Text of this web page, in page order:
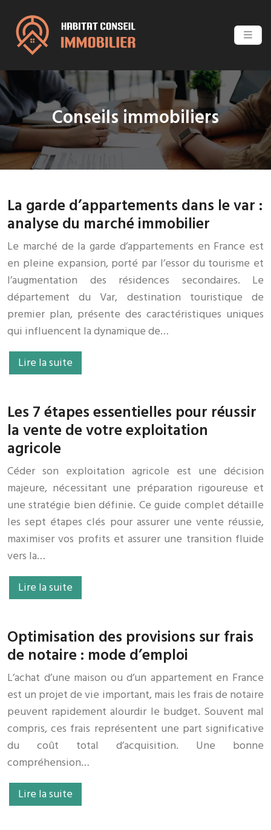
Conseils immobiliers
La garde d’appartements dans le var :
analyse du marché immobilier
Le marché de la garde d’appartements en France est
en pleine expansion, porté par l’essor du tourisme et
l’augmentation des résidences secondaires. Le
département du Var, destination touristique de
premier plan, présente des caractéristiques uniques
qui influencent la dynamique de…
Lire la suite
Les 7 étapes essentielles pour réussir
la vente de votre exploitation
agricole
Céder son exploitation agricole est une décision
majeure, nécessitant une préparation rigoureuse et
une stratégie bien définie. Ce guide complet détaille
les sept étapes clés pour assurer une vente réussie,
maximiser vos profits et assurer une transition fluide
vers la…
Lire la suite
Optimisation des provisions sur frais
de notaire : mode d’emploi
L’achat d’une maison ou d’un appartement en France
est un projet de vie important, mais les frais de notaire
peuvent rapidement alourdir le budget. Souvent mal
compris, ces frais représentent une part significative
du coût total d’acquisition. Une bonne
compréhension…
Lire la suite